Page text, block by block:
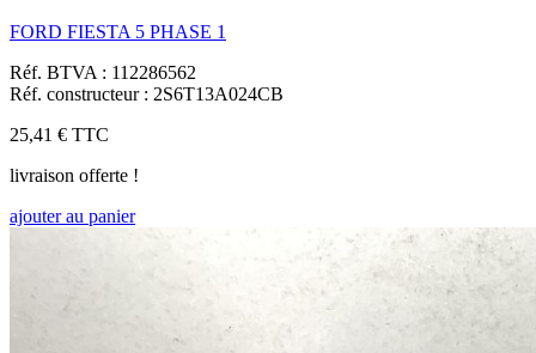
FORD FIESTA 5 PHASE 1
Réf. BTVA : 112286562
Réf. constructeur : 2S6T13A024CB
25,41 € TTC
livraison offerte !
ajouter au panier